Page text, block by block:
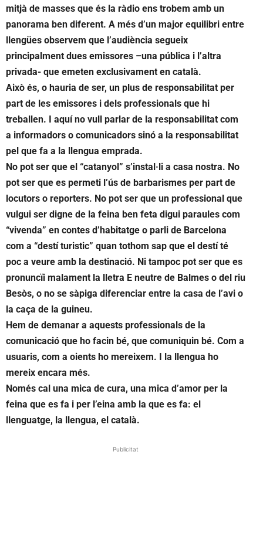
mitjà de masses que és la ràdio ens trobem amb un
panorama ben diferent. A més d’un major equilibri entre
llengües observem que l’audiència segueix
principalment dues emissores –una pública i l’altra
privada- que emeten exclusivament en català.
Això és, o hauria de ser, un plus de responsabilitat per
part de les emissores i dels professionals que hi
treballen. I aquí no vull parlar de la responsabilitat com
a informadors o comunicadors sinó a la responsabilitat
pel que fa a la llengua emprada.
No pot ser que el “catanyol” s’instal·li a casa nostra. No
pot ser que es permeti l’ús de barbarismes per part de
locutors o reporters. No pot ser que un professional que
vulgui ser digne de la feina ben feta digui paraules com
“vivenda” en contes d’habitatge o parli de Barcelona
com a “destí turistic” quan tothom sap que el destí té
poc a veure amb la destinació. Ni tampoc pot ser que es
pronuncïi malament la lletra E neutre de Balmes o del riu
Besòs, o no se sàpiga diferenciar entre la casa de l’avi o
la caça de la guineu.
Hem de demanar a aquests professionals de la
comunicació que ho facin bé, que comuniquin bé. Com a
usuaris, com a oients ho mereixem. I la llengua ho
mereix encara més.
Només cal una mica de cura, una mica d’amor per la
feina que es fa i per l’eina amb la que es fa: el
llenguatge, la llengua, el català.
Publicitat